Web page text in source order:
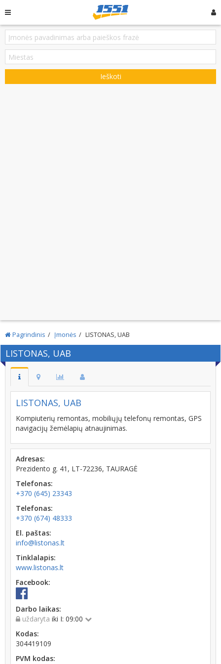
Ieškoti
Pagrindinis Įmonės LISTONAS, UAB
LISTONAS, UAB
LISTONAS, UAB
Kompiuterių remontas, mobiliųjų telefonų remontas, GPS
navigacijų žemėlapių atnaujinimas.
Adresas:
Prezidento g. 41, LT-72236, TAURAGĖ
Telefonas:
+370 (645) 23343
Telefonas:
+370 (674) 48333
El. paštas:
info@listonas.lt
Tinklalapis:
www.listonas.lt
Facebook:
Darbo laikas:
uždaryta iki I: 09:00
Kodas:
304419109
PVM kodas: